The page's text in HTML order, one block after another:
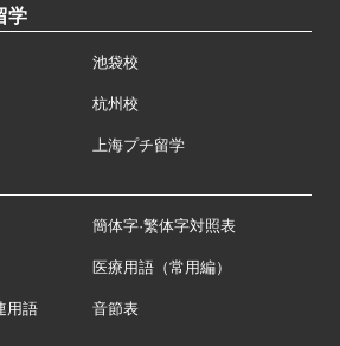
学
池袋校
杭州校
上海プチ留学
簡体字·繁体字対照表
医療用語（常用編）
用語 音節表